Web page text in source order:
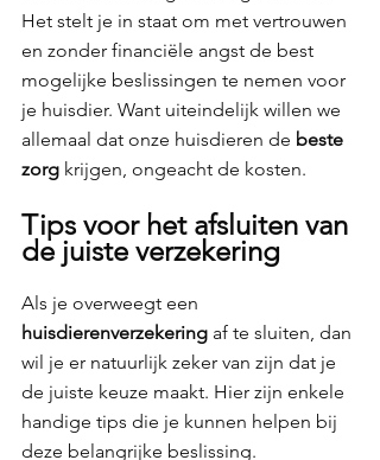
Het stelt je in staat om met vertrouwen
en zonder financiële angst de best
mogelijke beslissingen te nemen voor
je huisdier. Want uiteindelijk willen we
allemaal dat onze huisdieren de beste
zorg krijgen, ongeacht de kosten.
Tips voor het afsluiten van
de juiste verzekering
Als je overweegt een
huisdierenverzekering af te sluiten, dan
wil je er natuurlijk zeker van zijn dat je
de juiste keuze maakt. Hier zijn enkele
handige tips die je kunnen helpen bij
deze belangrijke beslissing.